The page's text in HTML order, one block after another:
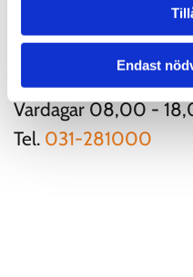
Endast
Däckbyte ihop med
Tidsbokning
Vardagar 08,00 -
Tel. 031-281000